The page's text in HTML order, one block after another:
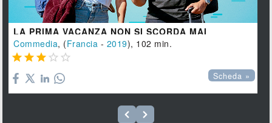
LA PRIMA VACANZA NON SI SCORDA MAI
Commedia, (Francia - 2019), 102 min.
    
Scheda »